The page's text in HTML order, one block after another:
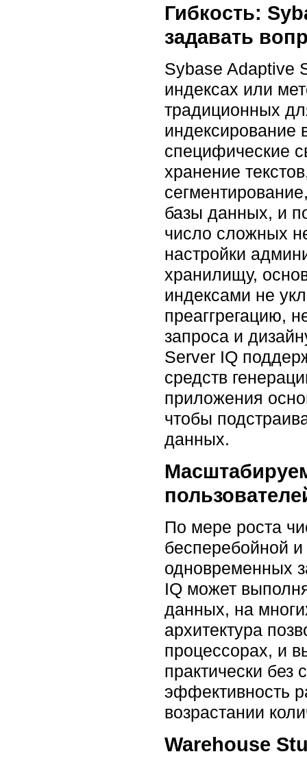
Гибкость:
задавать
Sybase Adaptive
индексах или
традиционных
индексирование
специфические
хранение
базы данных, и
число сложных
настройки
хранилищу,
индексами не
преаггрегацию,
запроса и
Server IQ
средств
приложения
чтобы
данных.
По мере роста
бесперебойной
одновременных
IQ может
данных, на
архитектура
процессорах, и
практически
эффективность
возрастании
Warehouse